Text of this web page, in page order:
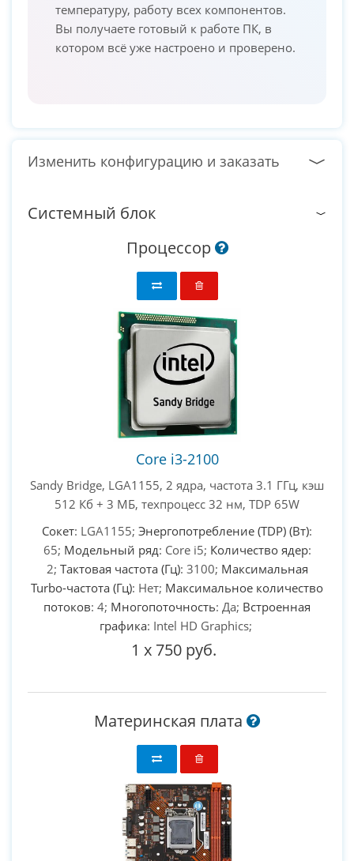
температуру, работу всех компонентов.
Вы получаете готовый к работе ПК, в
котором всё уже настроено и проверено.
Изменить конфигурацию и заказать
Системный блок
Процессор
Core i3-2100
Sandy Bridge, LGA1155, 2 ядра, частота 3.1 ГГц, кэш
512 Кб + 3 МБ, техпроцесс 32 нм, TDP 65W
Сокет: LGA1155; Энергопотребление (TDP) (Вт):
65; Модельный ряд: Core i5; Количество ядер:
2; Тактовая частота (Гц): 3100; Максимальная
Turbo-частота (Гц): Нет; Максимальное количество
потоков: 4; Многопоточность: Да; Встроенная
графика: Intel HD Graphics;
1 x 750 руб.
Материнская плата